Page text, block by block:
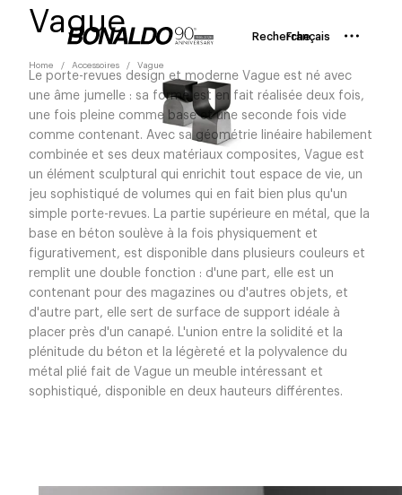
Recherche
Français
Home Accessoires Vague
Vague
Le porte-revues design et moderne Vague est né avec
une âme jumelle : sa forme est en fait réalisée deux fois,
une fois pleine comme base et une seconde fois vide
comme contenant. Avec sa géométrie linéaire habilement
combinée et ses deux matériaux composites, Vague est
un élément sculptural qui enrichit tout espace de vie, un
jeu sophistiqué de volumes qui en fait bien plus qu'un
simple porte-revues. La partie supérieure en métal, que la
base en béton soulève à la fois physiquement et
figurativement, est disponible dans plusieurs couleurs et
remplit une double fonction : d'une part, elle est un
contenant pour des magazines ou d'autres objets, et
d'autre part, elle sert de surface de support idéale à
placer près d'un canapé. L'union entre la solidité et la
plénitude du béton et la légèreté et la polyvalence du
métal plié fait de Vague un meuble intéressant et
sophistiqué, disponible en deux hauteurs différentes.